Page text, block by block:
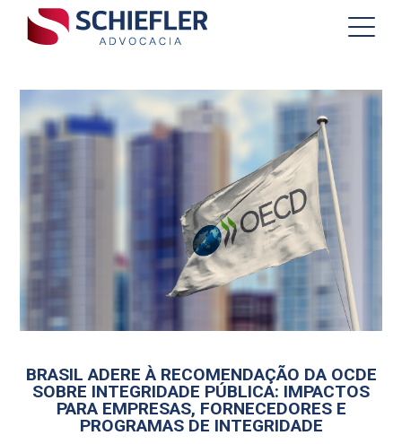
BRASIL ADERE À RECOMENDAÇÃO DA OCDE
SOBRE INTEGRIDADE PÚBLICA: IMPACTOS
PARA EMPRESAS, FORNECEDORES E
PROGRAMAS DE INTEGRIDADE